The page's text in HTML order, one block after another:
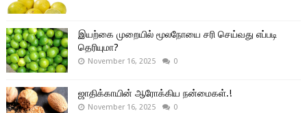
இயற்கை முறையில் மூலநோயை சரி செய்வது எப்படி
தெரியுமா?
November 16, 2025 0
ஜாதிக்காயின் ஆரோக்கிய நன்மைகள்.!
November 16, 2025 0